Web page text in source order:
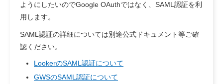
ようにしたいのでGoogle OAuthではなく、SAML認証を利
用します。
SAML認証の詳細については別途公式ドキュメント等ご確
認ください。
LookerのSAML認証について
GWSのSAML認証について